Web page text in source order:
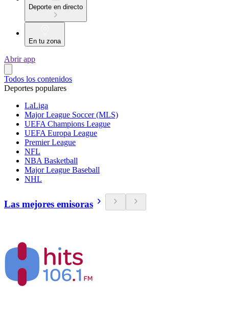
Deporte en directo
En tu zona
Abrir app
Todos los contenidos
Deportes populares
LaLiga
Major League Soccer (MLS)
UEFA Champions League
UEFA Europa League
Premier League
NFL
NBA Basketball
Major League Baseball
NHL
Las mejores emisoras